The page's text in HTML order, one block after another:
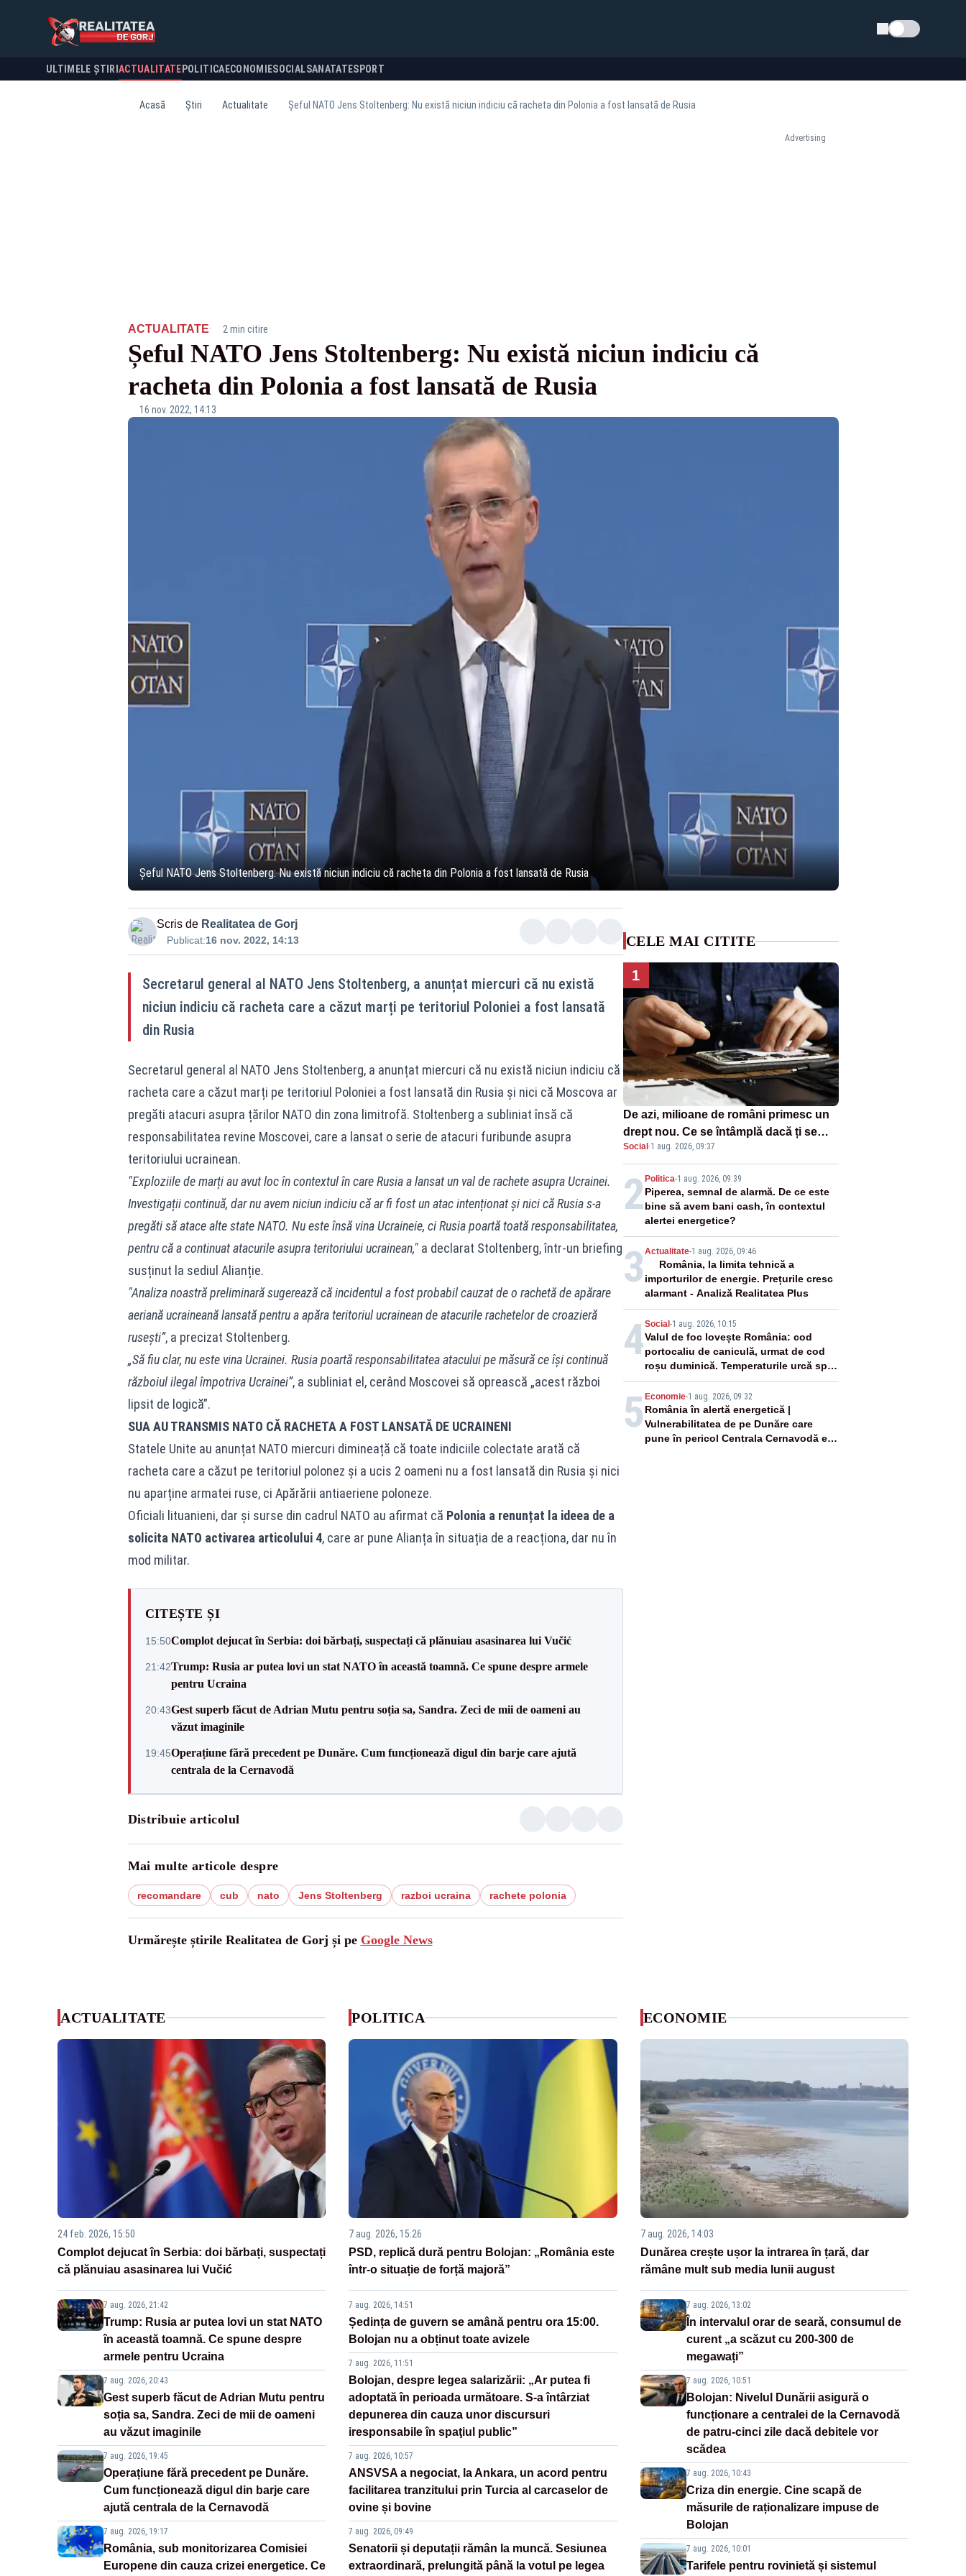
Schimba tema
ULTIMELE ȘTIRI ACTUALITATE POLITICA ECONOMIESOCIALSANATATESPORT
Acasă Știri Actualitate Șeful NATO Jens Stoltenberg: Nu există niciun indiciu că racheta din Polonia a fost lansată de Rusia
Advertising
ACTUALITATE· 2 min citire
Șeful NATO Jens Stoltenberg: Nu există niciun indiciu că
racheta din Polonia a fost lansată de Rusia
16 nov. 2022, 14:13
Șeful NATO Jens Stoltenberg: Nu există niciun indiciu că racheta din Polonia a fost lansată de Rusia
Scris de Realitatea de Gorj
Publicat:16 nov. 2022, 14:13
Secretarul general al NATO Jens Stoltenberg, a anunțat miercuri că nu există
niciun indiciu că racheta care a căzut marți pe teritoriul Poloniei a fost lansată
din Rusia
Secretarul general al NATO Jens Stoltenberg, a anunțat miercuri că nu există niciun indiciu că
racheta care a căzut marți pe teritoriul Poloniei a fost lansată din Rusia și nici că Moscova ar
pregăti atacuri asupra țărilor NATO din zona limitrofă. Stoltenberg a subliniat însă că
responsabilitatea revine Moscovei, care a lansat o serie de atacuri furibunde asupra
teritoriului ucrainean.
"Exploziile de marți au avut loc în contextul în care Rusia a lansat un val de rachete asupra Ucrainei.
Investigații continuă, dar nu avem niciun indiciu că ar fi fost un atac intenționat și nici că Rusia s-a
pregăti să atace alte state NATO. Nu este însă vina Ucraineie, ci Rusia poartă toată responsabilitatea,
pentru că a continuat atacurile asupra teritoriului ucrainean,"a declarat Stoltenberg, într-un briefing
susținut la sediul Alianție.
"Analiza noastră preliminară sugerează că incidentul a fost probabil cauzat de o rachetă de apărare
aeriană ucraineană lansată pentru a apăra teritoriul ucrainean de atacurile rachetelor de croazieră
rusești”, a precizat Stoltenberg.
„Să fiu clar, nu este vina Ucrainei. Rusia poartă responsabilitatea atacului pe măsură ce își continuă
războiul ilegal împotriva Ucrainei”, a subliniat el, cerând Moscovei să oprească „acest război
lipsit de logică”.
SUA AU TRANSMIS NATO CĂ RACHETA A FOST LANSATĂ DE UCRAINENI
Statele Unite au anunțat NATO miercuri dimineață că toate indiciile colectate arată că
racheta care a căzut pe teritoriul polonez și a ucis 2 oameni nu a fost lansată din Rusia și nici
nu aparține armatei ruse, ci Apărării antiaeriene poloneze.
Oficiali lituanieni, dar și surse din cadrul NATO au afirmat că Polonia a renunțat la ideea de a
solicita NATO activarea articolului 4, care ar pune Alianța în situația de a reacționa, dar nu în
mod militar.
CITEȘTE ȘI
15:50Complot dejucat în Serbia: doi bărbați, suspectați că plănuiau asasinarea lui Vučić
21:42Trump: Rusia ar putea lovi un stat NATO în această toamnă. Ce spune despre armele
pentru Ucraina
20:43Gest superb făcut de Adrian Mutu pentru soția sa, Sandra. Zeci de mii de oameni au
văzut imaginile
19:45Operațiune fără precedent pe Dunăre. Cum funcționează digul din barje care ajută
centrala de la Cernavodă
Distribuie articolul
Mai multe articole despre
recomandare cub nato Jens Stoltenberg razboi ucraina rachete polonia
Urmărește știrile Realitatea de Gorj și pe Google News
CELE MAI CITITE
1
De azi, milioane de români primesc un
drept nou. Ce se întâmplă dacă ți se
strică un produs
Social ·1 aug. 2026, 09:37
2 Politica-1 aug. 2026, 09:39
Piperea, semnal de alarmă. De ce este
bine să avem bani cash, în contextul
alertei energetice?
3 Actualitate-1 aug. 2026, 09:46
România, la limita tehnică a
importurilor de energie. Prețurile cresc
alarmant - Analiză Realitatea Plus
4Social -1 aug. 2026, 10:15
Valul de foc lovește România: cod
portocaliu de caniculă, urmat de cod
roșu duminică. Temperaturile urcă spre
40°C
5 Economie-1 aug. 2026, 09:32
România în alertă energetică |
Vulnerabilitatea de pe Dunăre care
pune în pericol Centrala Cernavodă era
ACTUALITATE
24 feb. 2026, 15:50
Complot dejucat în Serbia: doi bărbați, suspectați
că plănuiau asasinarea lui Vučić
7 aug. 2026, 21:42
Trump: Rusia ar putea lovi un stat NATO
în această toamnă. Ce spune despre
armele pentru Ucraina
7 aug. 2026, 20:43
Gest superb făcut de Adrian Mutu pentru
soția sa, Sandra. Zeci de mii de oameni
au văzut imaginile
7 aug. 2026, 19:45
Operațiune fără precedent pe Dunăre.
Cum funcționează digul din barje care
ajută centrala de la Cernavodă
7 aug. 2026, 19:17
România, sub monitorizarea Comisiei
Europene din cauza crizei energetice. Ce
POLITICA
7 aug. 2026, 15:26
PSD, replică dură pentru Bolojan: „România este
într-o situație de forță majoră”
7 aug. 2026, 14:51
Ședința de guvern se amână pentru ora 15:00.
Bolojan nu a obținut toate avizele
7 aug. 2026, 11:51
Bolojan, despre legea salarizării: „Ar putea fi
adoptată în perioada următoare. S-a întârziat
depunerea din cauza unor discursuri
iresponsabile în spaţiul public”
7 aug. 2026, 10:57
ANSVSA a negociat, la Ankara, un acord pentru
facilitarea tranzitului prin Turcia al carcaselor de
ovine și bovine
7 aug. 2026, 09:49
Senatorii și deputații rămân la muncă. Sesiunea
extraordinară, prelungită până la votul pe legea
ECONOMIE
7 aug. 2026, 14:03
Dunărea crește ușor la intrarea în țară, dar
rămâne mult sub media lunii august
7 aug. 2026, 13:02
În intervalul orar de seară, consumul de
curent „a scăzut cu 200-300 de
megawați”
7 aug. 2026, 10:51
Bolojan: Nivelul Dunării asigură o
funcționare a centralei de la Cernavodă
de patru-cinci zile dacă debitele vor
scădea
7 aug. 2026, 10:43
Criza din energie. Cine scapă de
măsurile de raționalizare impuse de
Bolojan
7 aug. 2026, 10:01
Tarifele pentru rovinietă și sistemul